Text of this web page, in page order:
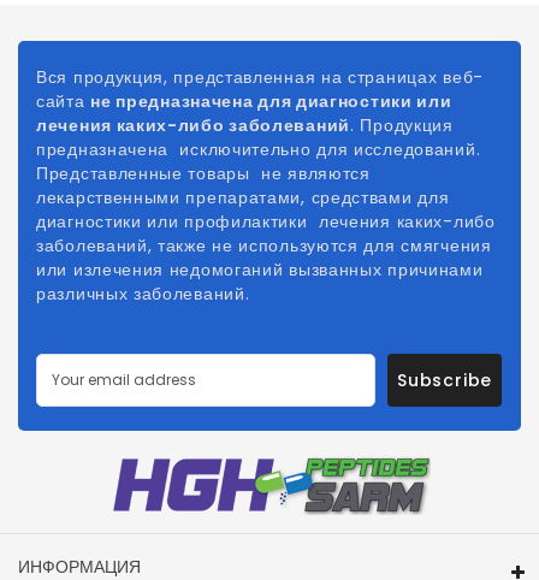
Вся продукция, представленная на страницах веб-
сайта не предназначена для диагностики или
лечения каких-либо заболеваний. Продукция
предназначена исключительно для исследований.
Представленные товары не являются
лекарственными препаратами, средствами для
диагностики или профилактики лечения каких-либо
заболеваний, также не используются для смягчения
или излечения недомоганий вызванных причинами
различных заболеваний.
Subscribe
ИНФОРМАЦИЯ